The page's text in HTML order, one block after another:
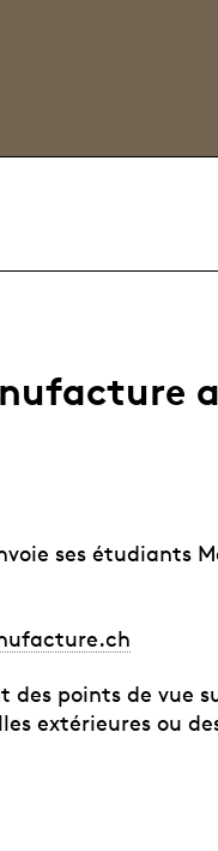
ses étudiants
points de vue
extérieures ou